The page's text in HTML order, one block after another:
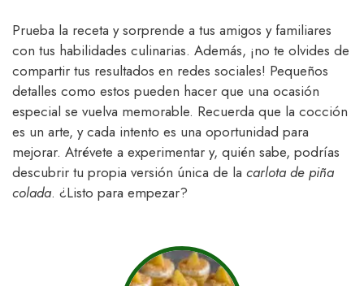
Prueba la receta y sorprende a tus amigos y familiares
con tus habilidades culinarias. Además, ¡no te olvides de
compartir tus resultados en redes sociales! Pequeños
detalles como estos pueden hacer que una ocasión
especial se vuelva memorable. Recuerda que la cocción
es un arte, y cada intento es una oportunidad para
mejorar. Atrévete a experimentar y, quién sabe, podrías
descubrir tu propia versión única de la carlota de piña
colada. ¿Listo para empezar?